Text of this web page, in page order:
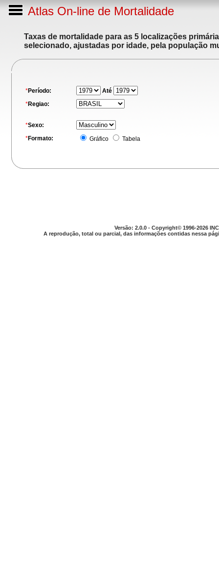
Atlas On-line de Mortalidade
Taxas de mortalidade para as 5 localizações
selecionado, ajustadas por idade, pela população
*Período:
Até
*Regiao:
*Sexo:
*Formato: Gráfico Tabela
Versão: 2.0.0 - Copyright© 1996-2026
A reprodução, total ou parcial, das informações contidas nessa